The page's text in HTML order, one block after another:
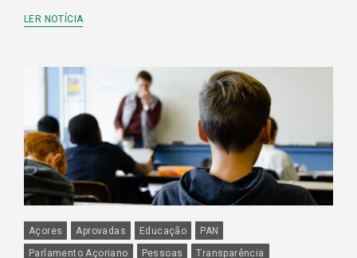
LER NOTÍCIA
Açores Aprovadas Educação
PAN
Parlamento Açoriano
Pessoas Transparência